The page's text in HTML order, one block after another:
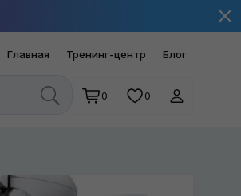
Главная Тренинг-центр Блог
0 0